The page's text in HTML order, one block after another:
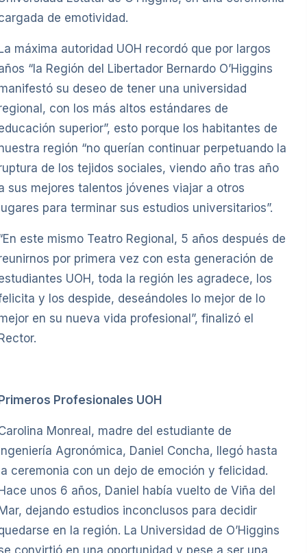
de emotividad.
máxima autoridad UOH recordó que por largos
“la Región del Libertador Bernardo O’Higgins
su deseo de tener una universidad
con los más altos estándares de
superior”, esto porque los habitantes de
región “no querían continuar perpetuando la
de los tejidos sociales, viendo año tras año
sus mejores talentos jóvenes viajar a otros
para terminar sus estudios universitarios”.
este mismo Teatro Regional, 5 años después de
por primera vez con esta generación de
UOH, toda la región les agradece, los
y los despide, deseándoles lo mejor de lo
en su nueva vida profesional”, finalizó el
Profesionales UOH
Monreal, madre del estudiante de
Agronómica, Daniel Concha, llegó hasta
ceremonia con un dejo de emoción y felicidad.
unos 6 años, Daniel había vuelto de Viña del
dejando estudios inconclusos para decidir
en la región. La Universidad de O’Higgins
convirtió en una oportunidad y pese a ser una